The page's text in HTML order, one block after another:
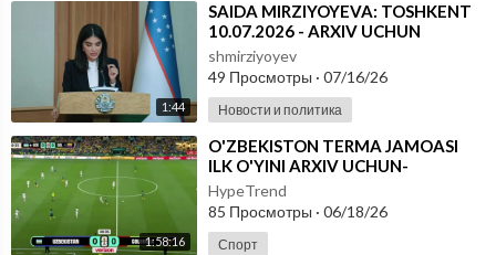
1:44
⁣⁣SAIDA MIRZIYOYEVA: TOSHKENT
10.07.2026 - ARXIV UCHUN
shmirziyoyev
49 Просмотры · 07/16/26
Новости и политика
1:58:16
⁣O'ZBEKISTON TERMA JAMOASI
ILK O'YINI ARXIV UCHUN-
FUTBOOL BO'YICHA JAHON
CHEMPIONATI
HypeTrend
85 Просмотры · 06/18/26
Спорт